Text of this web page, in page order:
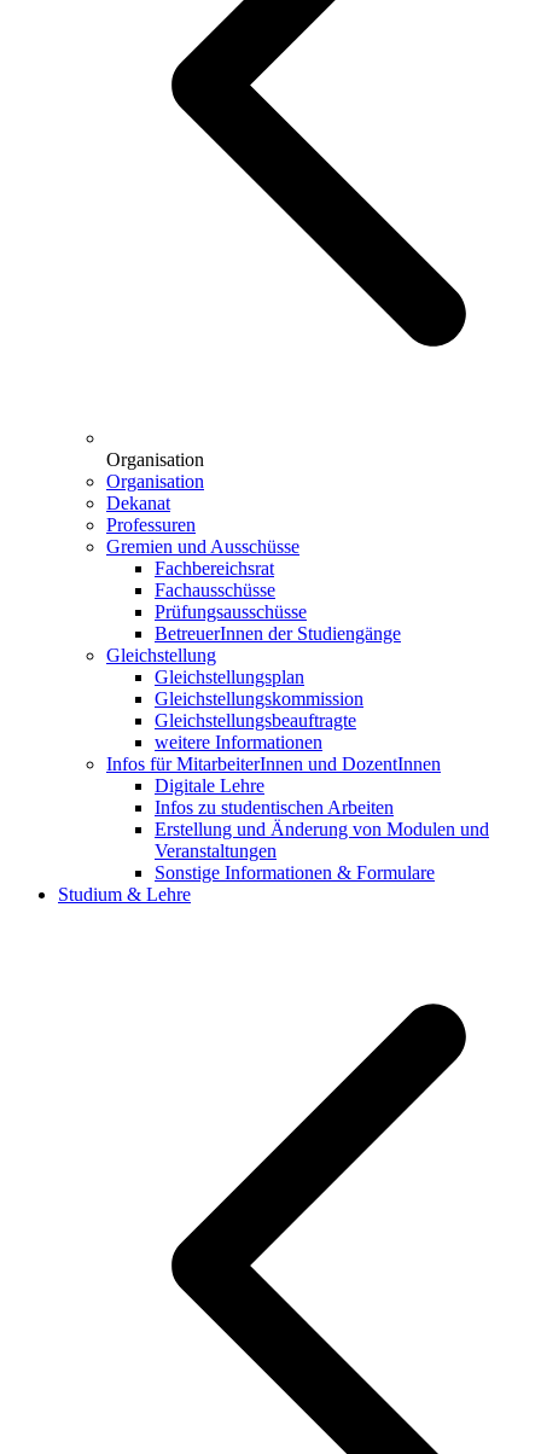
Organisation
Organisation
Dekanat
Professuren
Gremien und Ausschüsse
Fachbereichsrat
Fachausschüsse
Prüfungsausschüsse
BetreuerInnen der Studiengänge
Gleichstellung
Gleichstellungsplan
Gleichstellungskommission
Gleichstellungsbeauftragte
weitere Informationen
Infos für MitarbeiterInnen und DozentInnen
Digitale Lehre
Infos zu studentischen Arbeiten
Erstellung und Änderung von Modulen und
Veranstaltungen
Sonstige Informationen & Formulare
Studium & Lehre